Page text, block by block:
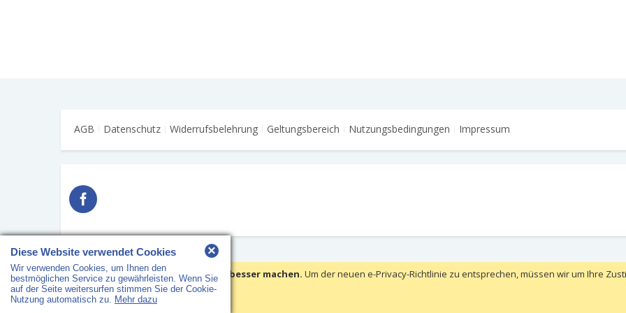
Wir verwenden Cookies, um Ihre Erfahrungen besser machen. Um der neuen e-Privacy-Richtlinie zu entsprechen, müssen wir um Ihre
Cookies setzen
AGB Datenschutz Widerrufsbelehrung Geltungsbereich Nutzungsbedingungen Impressum
Copyright © 2018 HS Arbeitsschutz · Alle Rechte vorbehalten
Diese Website verwendet Cookies
Wir verwenden Cookies, um Ihnen den
bestmöglichen Service zu gewährleisten. Wenn Sie
auf der Seite weitersurfen stimmen Sie der Cookie-
Nutzung automatisch zu. Mehr dazu
×